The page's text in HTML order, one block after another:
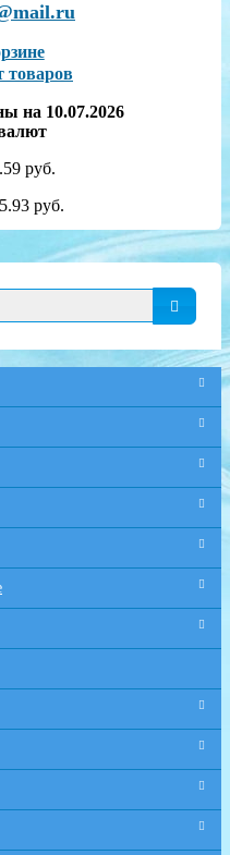
товаров
на 10.07.2026
руб.
руб.